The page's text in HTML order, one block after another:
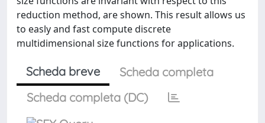
reduction method, are shown. This result allows us
to easly and fast compute discrete
multidimensional size functions for applications.
Scheda breve
Scheda completa
Scheda completa (DC)